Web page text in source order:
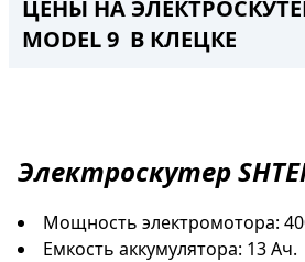
ЦЕНЫ НА
MODEL 9 В КЛЕЦКЕ
Электроскутер
Мощность электромотора:
Емкость аккумулятора: 13 Ач.